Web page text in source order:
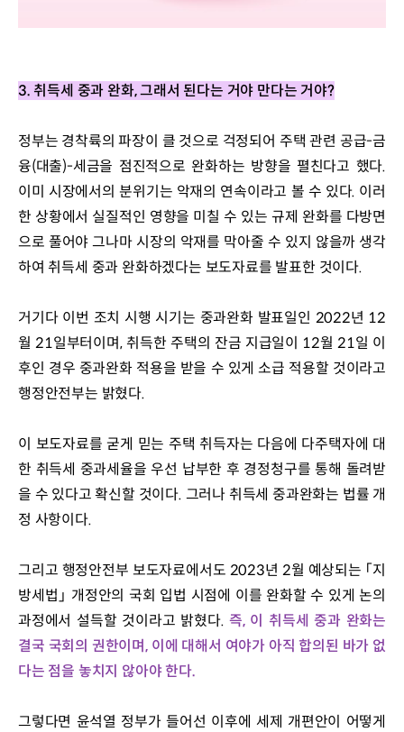
3. 취득세 중과 완화, 그래서 된다는 거야 만다는 거야?
정부는 경착륙의 파장이 클 것으로 걱정되어 주택 관련 공급-금
융(대출)-세금을 점진적으로 완화하는 방향을 펼친다고 했다.
이미 시장에서의 분위기는 악재의 연속이라고 볼 수 있다. 이러
한 상황에서 실질적인 영향을 미칠 수 있는 규제 완화를 다방면
으로 풀어야 그나마 시장의 악재를 막아줄 수 있지 않을까 생각
하여 취득세 중과 완화하겠다는 보도자료를 발표한 것이다.
거기다 이번 조치 시행 시기는 중과완화 발표일인 2022년 12
월 21일부터이며, 취득한 주택의 잔금 지급일이 12월 21일 이
후인 경우 중과완화 적용을 받을 수 있게 소급 적용할 것이라고
행정안전부는 밝혔다.
이 보도자료를 굳게 믿는 주택 취득자는 다음에 다주택자에 대
한 취득세 중과세율을 우선 납부한 후 경정청구를 통해 돌려받
을 수 있다고 확신할 것이다. 그러나 취득세 중과완화는 법률 개
정 사항이다.
그리고 행정안전부 보도자료에서도 2023년 2월 예상되는 「지
방세법」 개정안의 국회 입법 시점에 이를 완화할 수 있게 논의
과정에서 설득할 것이라고 밝혔다. 즉, 이 취득세 중과 완화는
결국 국회의 권한이며, 이에 대해서 여야가 아직 합의된 바가 없
다는 점을 놓치지 않아야 한다.
그렇다면 윤석열 정부가 들어선 이후에 세제 개편안이 어떻게